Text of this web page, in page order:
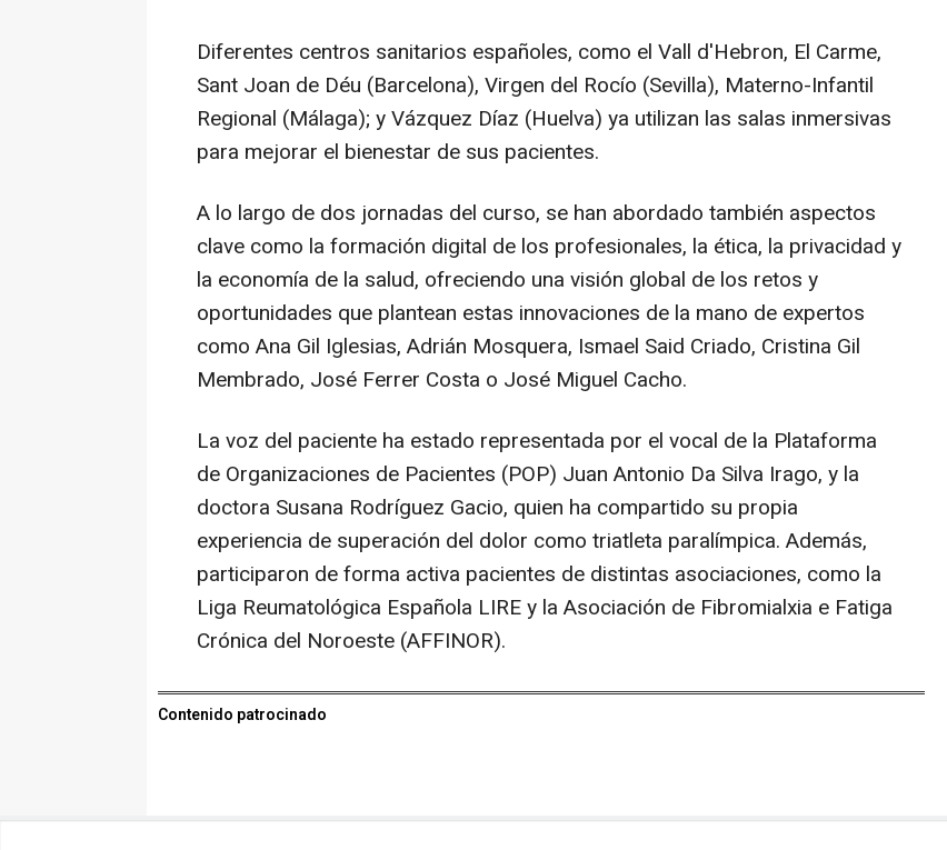
Diferentes centros sanitarios españoles, como el Vall d'Hebron, El Carme,
Sant Joan de Déu (Barcelona), Virgen del Rocío (Sevilla), Materno-Infantil
Regional (Málaga); y Vázquez Díaz (Huelva) ya utilizan las salas inmersivas
para mejorar el bienestar de sus pacientes.
A lo largo de dos jornadas del curso, se han abordado también aspectos
clave como la formación digital de los profesionales, la ética, la privacidad y
la economía de la salud, ofreciendo una visión global de los retos y
oportunidades que plantean estas innovaciones de la mano de expertos
como Ana Gil Iglesias, Adrián Mosquera, Ismael Said Criado, Cristina Gil
Membrado, José Ferrer Costa o José Miguel Cacho.
La voz del paciente ha estado representada por el vocal de la Plataforma
de Organizaciones de Pacientes (POP) Juan Antonio Da Silva Irago, y la
doctora Susana Rodríguez Gacio, quien ha compartido su propia
experiencia de superación del dolor como triatleta paralímpica. Además,
participaron de forma activa pacientes de distintas asociaciones, como la
Liga Reumatológica Española LIRE y la Asociación de Fibromialxia e Fatiga
Crónica del Noroeste (AFFINOR).
Contenido patrocinado